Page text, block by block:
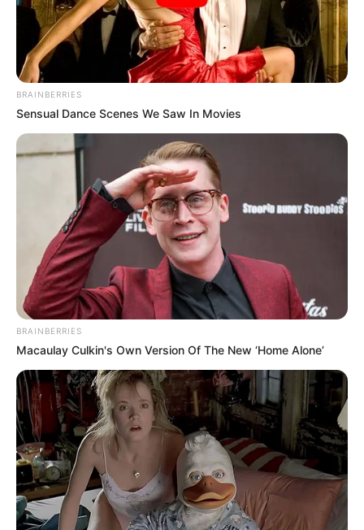
BRAINBERRIES
Sensual Dance Scenes We Saw In Movies
BRAINBERRIES
Macaulay Culkin's Own Version Of The New ‘Home Alone’